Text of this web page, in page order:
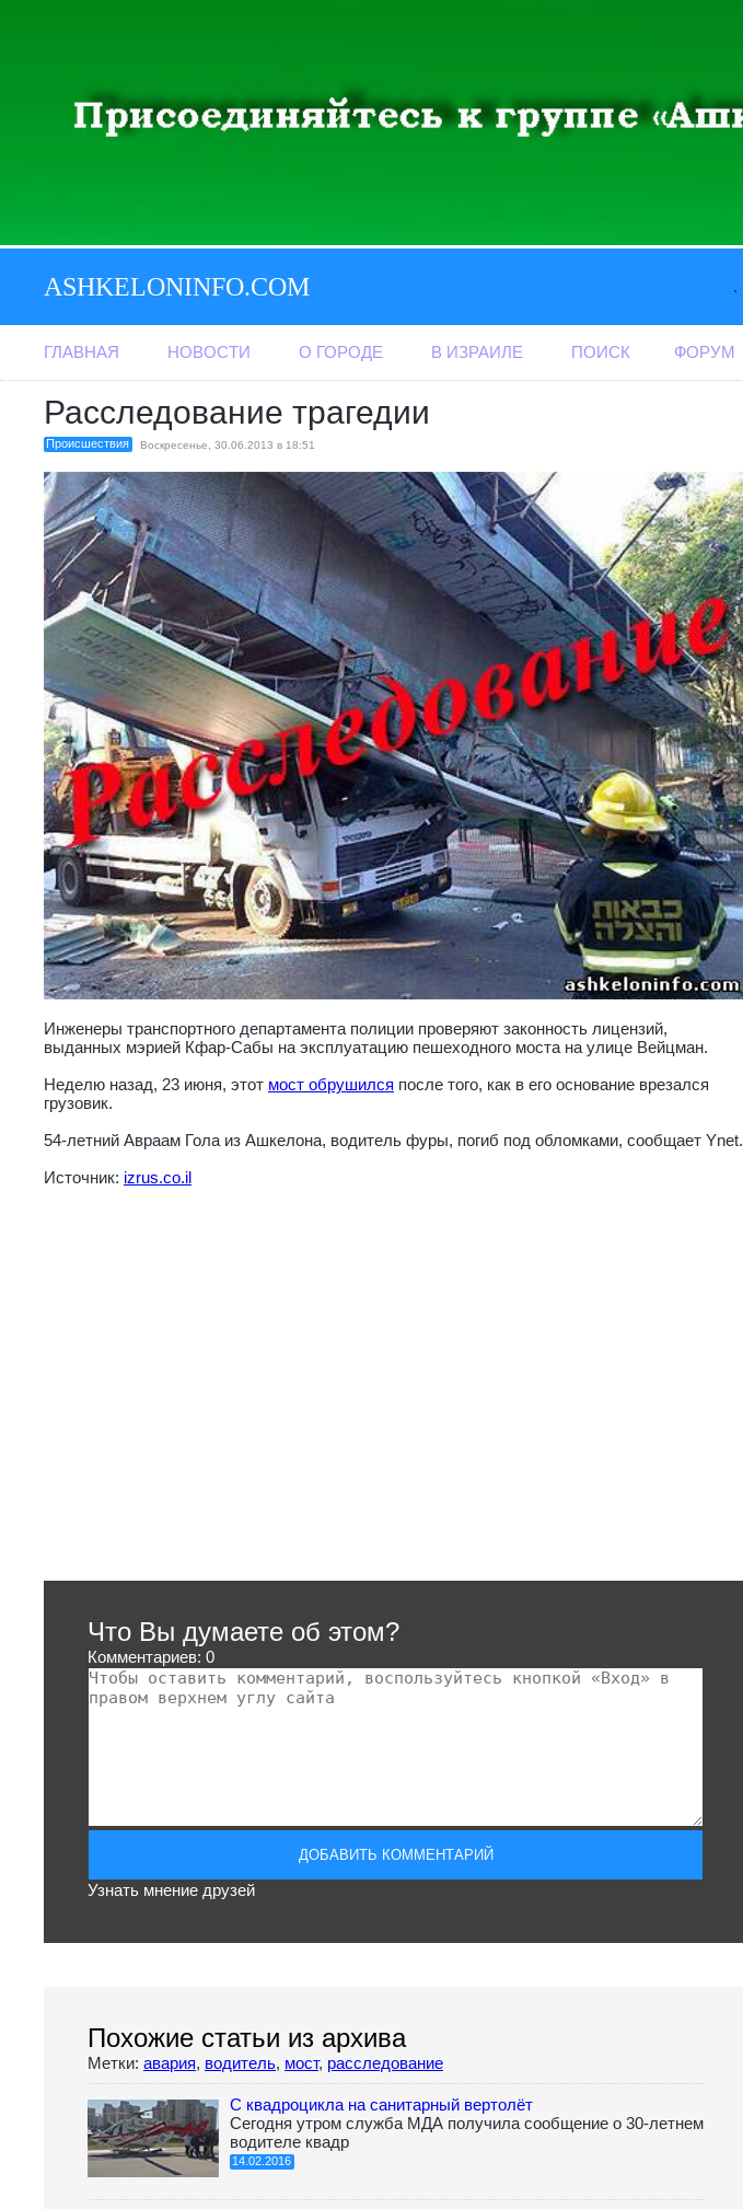
ASHKELONINFO.COM .
ГЛАВНАЯ НОВОСТИ О ГОРОДЕ В ИЗРАИЛЕ ПОИСК ФОРУМ
Расследование трагедии
Происшествия Воскресенье, 30.06.2013 в 18:51
Инженеры транспортного департамента полиции проверяют законность лицензий,
выданных мэрией Кфар-Сабы на эксплуатацию пешеходного моста на улице Вейцман.
Неделю назад, 23 июня, этот мост обрушился после того, как в его основание врезался
грузовик.
54-летний Авраам Гола из Ашкелона, водитель фуры, погиб под обломками, сообщает Ynet.
Источник: izrus.co.il
Что Вы думаете об этом?
Комментариев: 0
Узнать мнение друзей
Похожие статьи из архива
Метки: авария, водитель, мост, расследование
С квадроцикла на санитарный вертолёт
Сегодня утром служба МДА получила сообщение о 30-летнем
водителе квадр
14.02.2016